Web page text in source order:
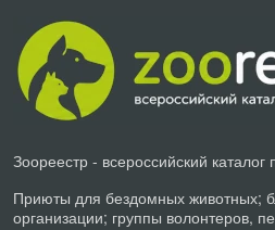
Зоореестр - всероссийский
Приюты для бездомных животных;
организации; группы волонтеров,